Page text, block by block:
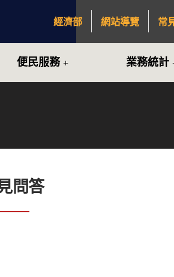
經濟部 網站導覽 常
便民服務 業務統計
問答